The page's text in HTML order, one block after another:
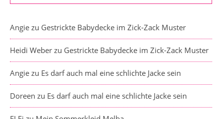
Angie zu Gestrickte Babydecke im Zick-Zack Muster
Heidi Weber zu Gestrickte Babydecke im Zick-Zack Muster
Angie zu Es darf auch mal eine schlichte Jacke sein
Doreen zu Es darf auch mal eine schlichte Jacke sein